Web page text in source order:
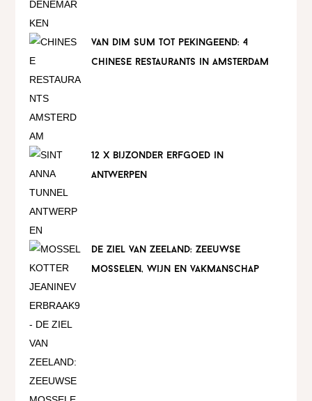
van dim sum tot pekingeend: 4
chinese restaurants in amsterdam
12 x bijzonder erfgoed in
antwerpen
de ziel van zeeland: zeeuwse
mosselen, wijn en vakmanschap